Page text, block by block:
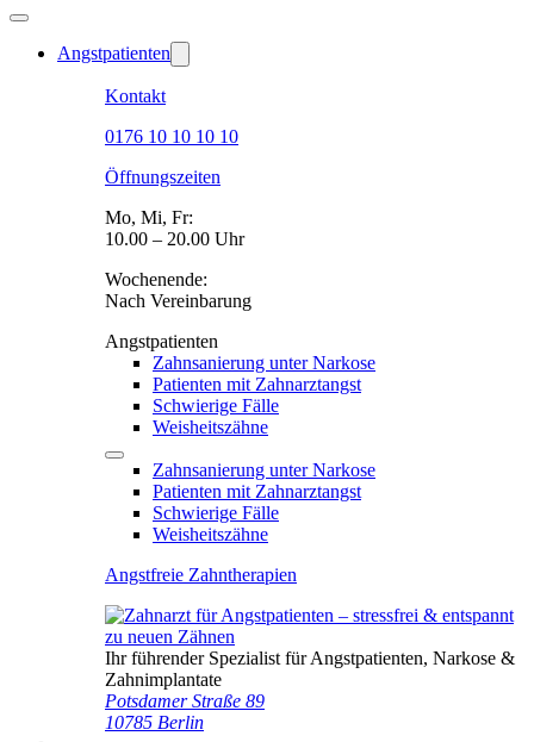
Angstpatienten
Kontakt
0176 10 10 10 10
Öffnungszeiten
Mo, Mi, Fr:
10.00 – 20.00 Uhr
Wochenende:
Nach Vereinbarung
Angstpatienten
Zahnsanierung unter Narkose
Patienten mit Zahnarztangst
Schwierige Fälle
Weisheitszähne
Zahnsanierung unter Narkose
Patienten mit Zahnarztangst
Schwierige Fälle
Weisheitszähne
Angstfreie Zahntherapien
Ihr führender Spezialist für Angstpatienten, Narkose &
Zahnimplantate
Potsdamer Straße 89
10785 Berlin